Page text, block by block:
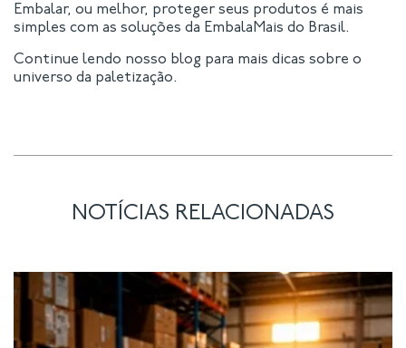
Embalar, ou melhor, proteger seus produtos é mais
simples com as soluções da EmbalaMais do Brasil.
Continue lendo nosso blog para mais dicas sobre o
universo da paletização.
NOTÍCIAS RELACIONADAS